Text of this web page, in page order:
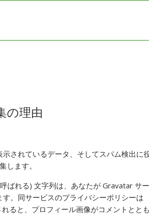
の理由
されているデータ、そしてスパム検出に
します。
ばれる) 文字列は、あなたが Gravatar サ
。同サービスのプライバシーポリシーは
と、プロフィール画像がコメントとと